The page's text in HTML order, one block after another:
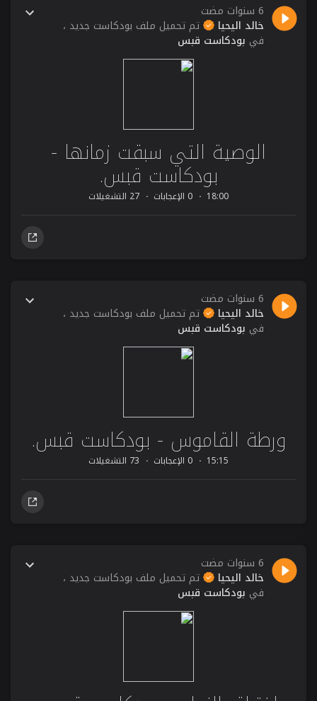
6 سنوات مضت
خالد اليحيا تم تحميل ملف بودكاست جديد ،
في بودكاست قبس
الوصية التي سبقت زمانها -
بودكاست قبس.
18:00 0 الإعجابات 27 التشغيلات
6 سنوات مضت
خالد اليحيا تم تحميل ملف بودكاست جديد ،
في بودكاست قبس
ورطة القاموس - بودكاست قبس.
15:15 0 الإعجابات 73 التشغيلات
6 سنوات مضت
خالد اليحيا تم تحميل ملف بودكاست جديد ،
في بودكاست قبس